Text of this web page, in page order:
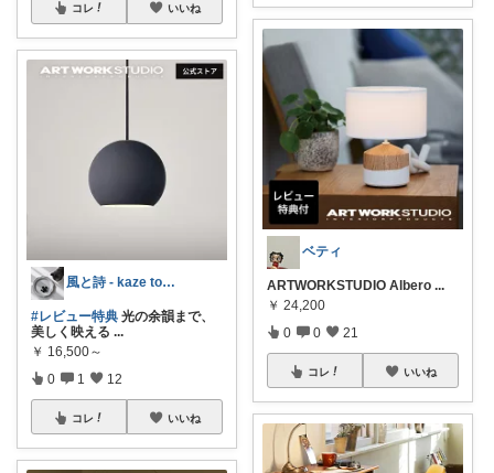
コレ いいね
風と詩 - kaze to uta -
#レビュー特典 光の余韻まで、
美しく映える ...
￥ 16,500～
0 1 12
コレ いいね
ベティ
ARTWORKSTUDIO Albero ...
￥ 24,200
0 0 21
コレ いいね